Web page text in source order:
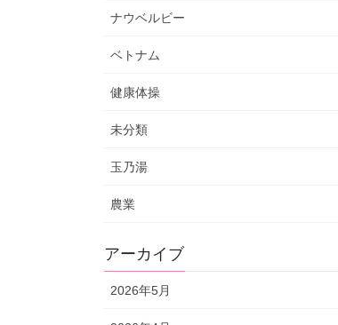
ナウベルビー
ベトナム
健康体操
未分類
玉乃湯
農業
アーカイブ
2026年5月